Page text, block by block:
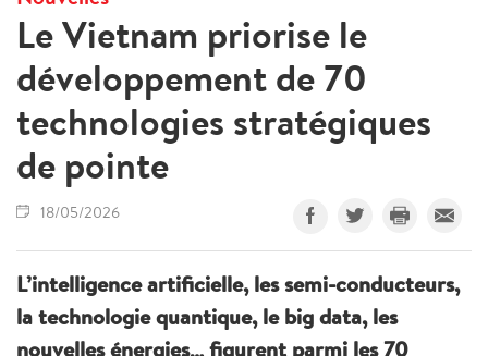
Le Vietnam priorise le
développement de 70
technologies stratégiques
de pointe
18/05/2026
L’intelligence artificielle, les semi-conducteurs,
la technologie quantique, le big data, les
nouvelles énergies… figurent parmi les 70